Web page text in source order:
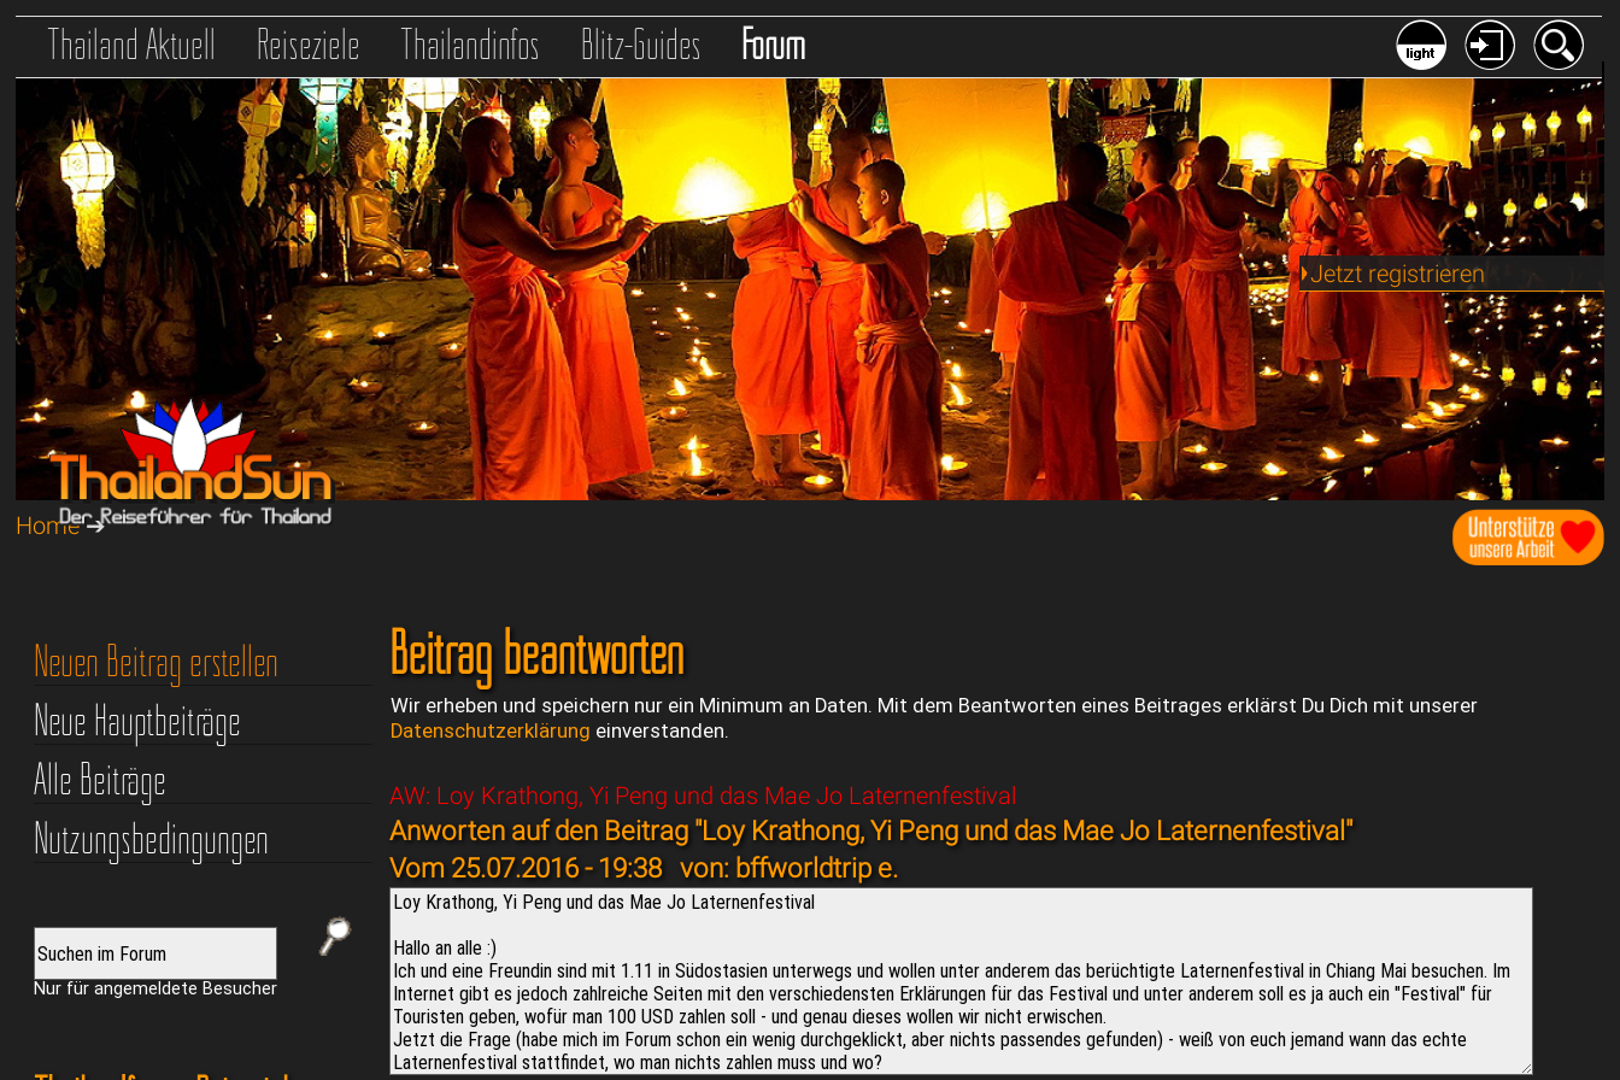
Thailand Aktuell Reiseziele Thailandinfos Blitz-Guides Forum
Jetzt registrieren
Home➔
Beitrag beantworten
Wir erheben und speichern nur ein Minimum an Daten. Mit dem Beantworten eines Beitrages erklärst Du Dich mit unserer
Datenschutzerklärung einverstanden.
AW: Loy Krathong, Yi Peng und das Mae Jo Laternenfestival
Anworten auf den Beitrag "Loy Krathong, Yi Peng und das Mae Jo Laternenfestival"
Vom 25.07.2016 - 19:38von: bffworldtrip e.
Neuen Beitrag erstellen
Neue Hauptbeiträge
Alle Beiträge
Nutzungsbedingungen
Nur für angemeldete Besucher